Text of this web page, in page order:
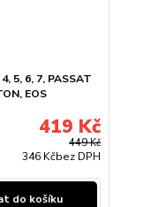
5, 6, 7, PASSAT
EOS
449 Kč
419 Kč
346 Kčbez DPH
do košíku